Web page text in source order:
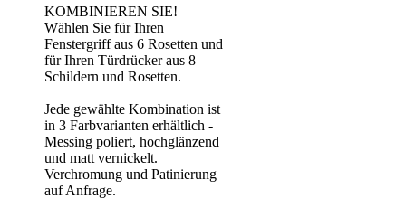
KOMBINIEREN SIE!
Wählen Sie für Ihren
Fenstergriff aus 6 Rosetten und
für Ihren Türdrücker aus 8
Schildern und Rosetten.
Jede gewählte Kombination ist
in 3 Farbvarianten erhältlich -
Messing poliert, hochglänzend
und matt vernickelt.
Verchromung und Patinierung
auf Anfrage.